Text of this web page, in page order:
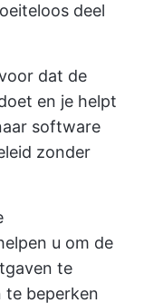
deel
dat de
en je helpt
software
zonder
u om de
te
te beperken